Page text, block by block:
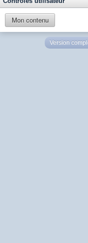
Mon contenu
Version